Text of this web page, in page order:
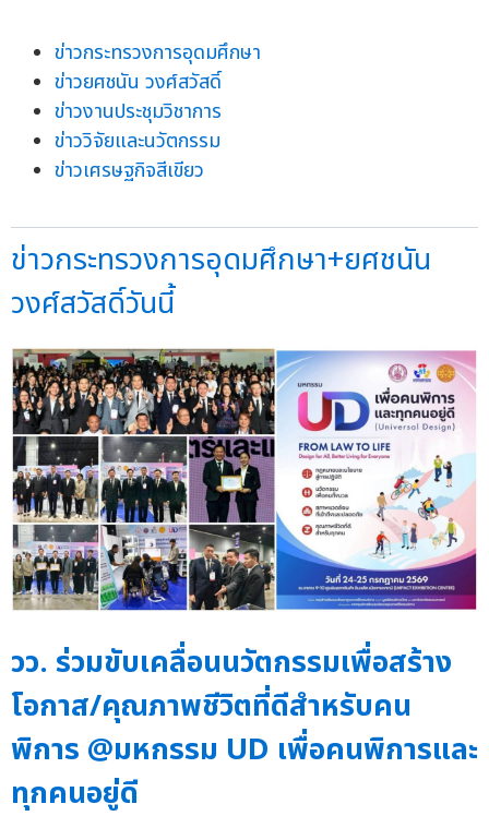
ข่าวกระทรวงการอุดมศึกษา
ข่าวยศชนัน วงศ์สวัสดิ์
ข่าวงานประชุมวิชาการ
ข่าววิจัยและนวัตกรรม
ข่าวเศรษฐกิจสีเขียว
ข่าวกระทรวงการอุดมศึกษา+ยศชนัน
วงศ์สวัสดิ์วันนี้
วว. ร่วมขับเคลื่อนนวัตกรรมเพื่อสร้าง
โอกาส/คุณภาพชีวิตที่ดีสำหรับคน
พิการ @มหกรรม UD เพื่อคนพิการและ
ทุกคนอยู่ดี